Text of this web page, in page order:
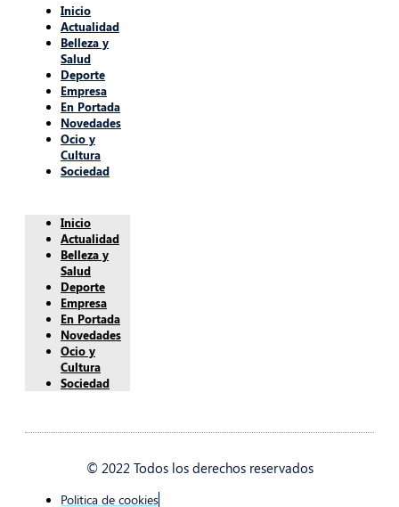
Inicio
Actualidad
Belleza y
Salud
Deporte
Empresa
En Portada
Novedades
Ocio y
Cultura
Sociedad
Inicio
Actualidad
Belleza y
Salud
Deporte
Empresa
En Portada
Novedades
Ocio y
Cultura
Sociedad
© 2022 Todos los derechos reservados
Politica de cookies